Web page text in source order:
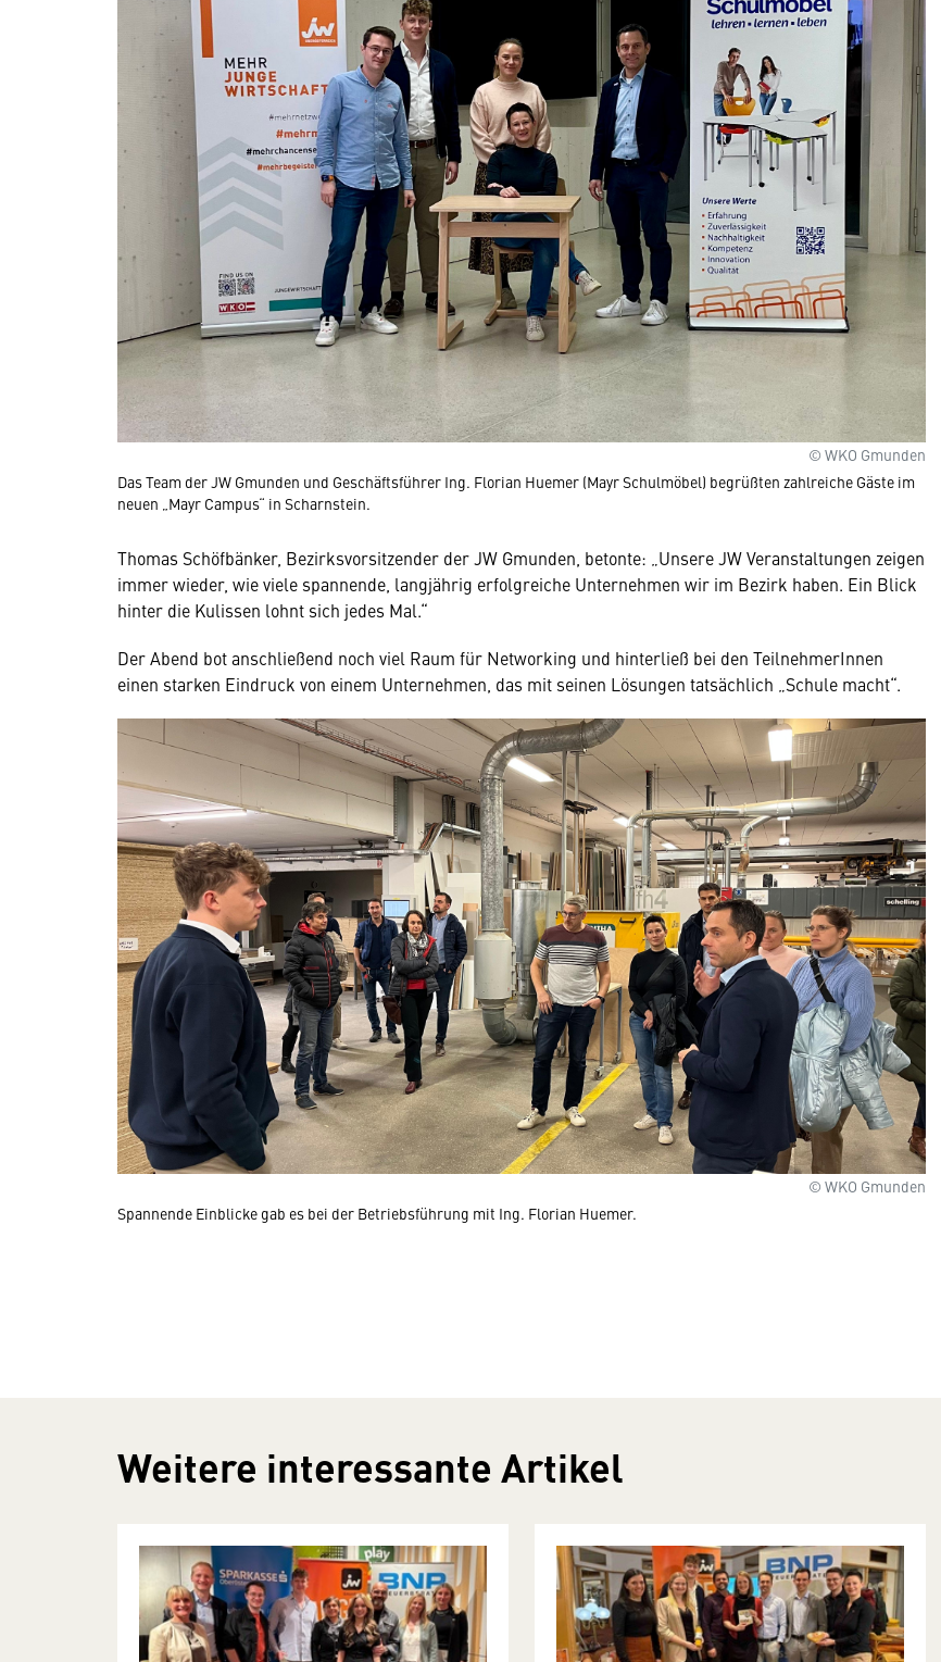
© WKO Gmunden
Das Team der JW Gmunden und Geschäftsführer Ing. Florian Huemer (Mayr Schulmöbel) begrüßten zahlreiche Gäste im
neuen „Mayr Campus“ in Scharnstein.
Thomas Schöfbänker, Bezirksvorsitzender der JW Gmunden, betonte: „Unsere JW Veranstaltungen zeigen
immer wieder, wie viele spannende, langjährig erfolgreiche Unternehmen wir im Bezirk haben. Ein Blick
hinter die Kulissen lohnt sich jedes Mal.“
Der Abend bot anschließend noch viel Raum für Networking und hinterließ bei den TeilnehmerInnen
einen starken Eindruck von einem Unternehmen, das mit seinen Lösungen tatsächlich „Schule macht“.
© WKO Gmunden
Spannende Einblicke gab es bei der Betriebsführung mit Ing. Florian Huemer.
Weitere interessante Artikel